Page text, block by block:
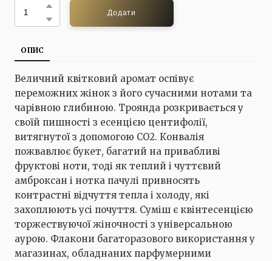
Додати
ОПИС
Величний квітковий аромат оспівує
переможних жінок з його сучасними нотами та
чарівною глибиною. Троянда розкривається у
своїй пишності з есенцією центифолії,
витягнутої з допомогою CO2. Конвалія
пожвавлює букет, багатий на привабливі
фруктові ноти, тоді як теплий і чуттєвий
амброксан і нотка пачулі привносять
контрастні відчуття тепла і холоду, які
захоплюють усі почуття. Суміш є квінтесенцією
торжествуючої жіночності з універсальною
аурою. Флакони багаторазового використання у
магазинах, обладнаних парфумерними